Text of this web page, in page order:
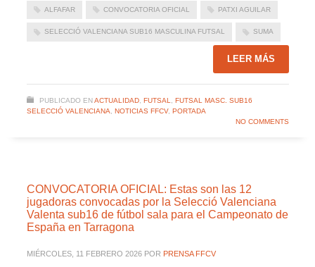
ALFAFAR CONVOCATORIA OFICIAL PATXI AGUILAR
SELECCIÓ VALENCIANA SUB16 MASCULINA FUTSAL SUMA
LEER MÁS
PUBLICADO EN ACTUALIDAD, FUTSAL
FUTSAL MASC. SUB16
SELECCIÓ VALENCIANA
NOTICIAS FFCV, PORTADA
NO COMMENTS
CONVOCATORIA OFICIAL: Estas son las 12
jugadoras convocadas por la Selecció Valenciana
Valenta sub16 de fútbol sala para el Campeonato de
España en Tarragona
MIÉRCOLES, 11 FEBRERO 2026 POR PRENSA FFCV